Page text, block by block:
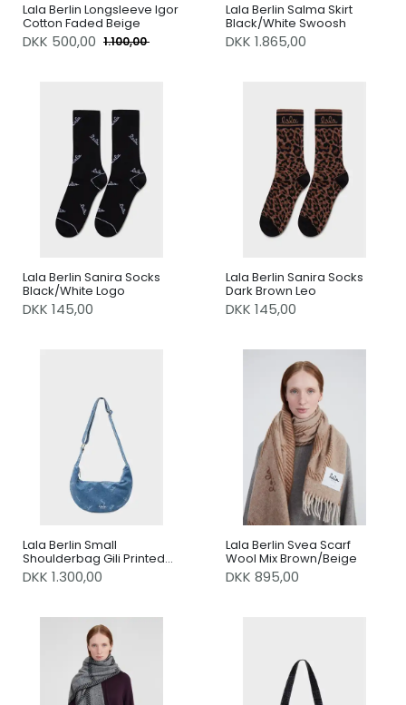
Lala Berlin Longsleeve Igor
Cotton Faded Beige
DKK 500,00 1.100,00
Lala Berlin Salma Skirt
Black/White Swoosh
DKK 1.865,00
Lala Berlin Sanira Socks
Black/White Logo
DKK 145,00
Lala Berlin Sanira Socks
Dark Brown Leo
DKK 145,00
Lala Berlin Small
Shoulderbag Gili Printed
Logo Denim Washed Blue
DKK 1.300,00
Lala Berlin Svea Scarf
Wool Mix Brown/Beige
DKK 895,00